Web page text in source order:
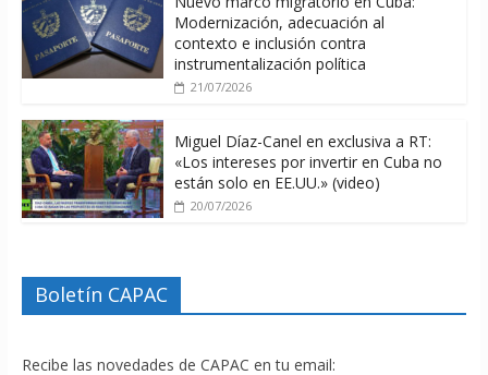
Modernización, adecuación al
contexto e inclusión contra
instrumentalización política
21/07/2026
Miguel Díaz-Canel en exclusiva a RT:
«Los intereses por invertir en Cuba no
están solo en EE.UU.» (video)
20/07/2026
Boletín CAPAC
Recibe las novedades de CAPAC en tu email: